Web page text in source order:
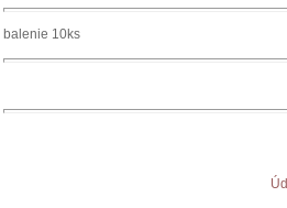
balenie 10ks